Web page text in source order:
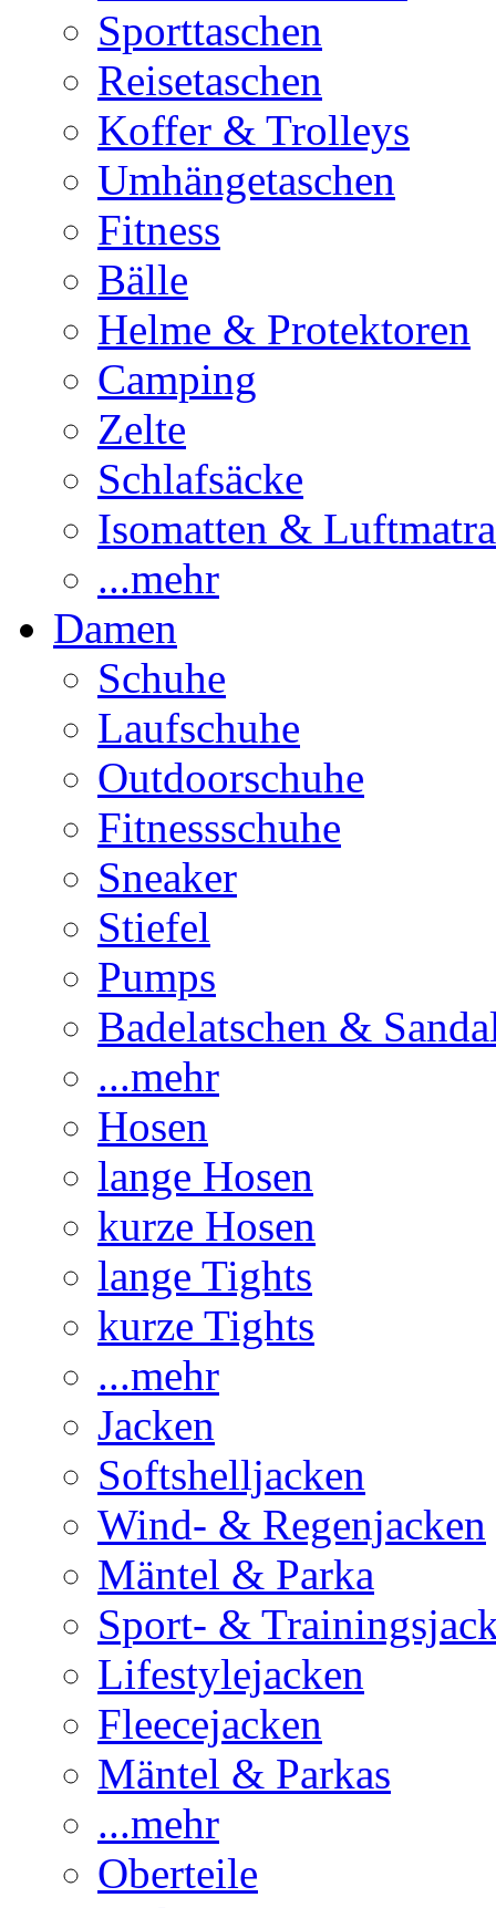
Sporttaschen
Reisetaschen
Koffer & Trolleys
Umhängetaschen
Fitness
Bälle
Helme & Protektoren
Camping
Zelte
Schlafsäcke
Isomatten &
...mehr
Damen
Schuhe
Laufschuhe
Outdoorschuhe
Fitnessschuhe
Sneaker
Stiefel
Pumps
Badelatschen &
...mehr
Hosen
lange Hosen
kurze Hosen
lange Tights
kurze Tights
...mehr
Jacken
Softshelljacken
Wind- & Regenjacken
Mäntel & Parka
Sport- &
Lifestylejacken
Fleecejacken
Mäntel & Parkas
...mehr
Oberteile